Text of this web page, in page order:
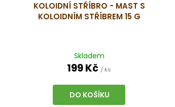
KOLOIDNÍ STŘÍBRO - MAST S
KOLOIDNÍM STŘÍBREM 15 G
Skladem
199 Kč / ks
DO KOŠÍKU